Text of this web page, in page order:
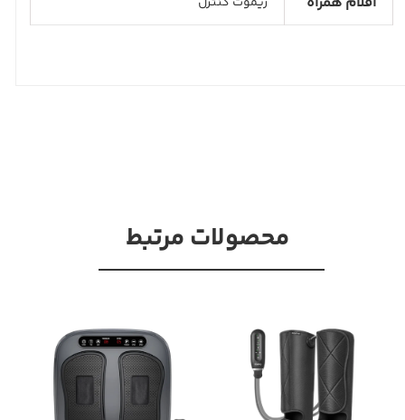
محصولات مرتبط